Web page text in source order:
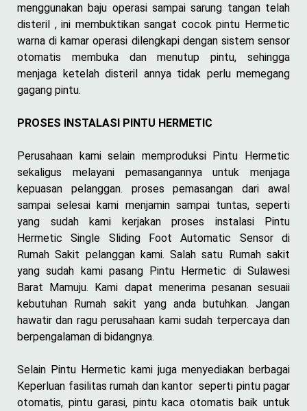
menggunakan baju operasi sampai sarung tangan telah
disteril , ini membuktikan sangat cocok pintu Hermetic
warna di kamar operasi dilengkapi dengan sistem sensor
otomatis membuka dan menutup pintu, sehingga
menjaga ketelah disteril annya tidak perlu memegang
gagang pintu.
PROSES INSTALASI PINTU HERMETIC
Perusahaan kami selain memproduksi Pintu Hermetic
sekaligus melayani pemasangannya untuk menjaga
kepuasan pelanggan. proses pemasangan dari awal
sampai selesai kami menjamin sampai tuntas, seperti
yang sudah kami kerjakan proses instalasi Pintu
Hermetic Single Sliding Foot Automatic Sensor di
Rumah Sakit pelanggan kami. Salah satu Rumah sakit
yang sudah kami pasang Pintu Hermetic di Sulawesi
Barat Mamuju. Kami dapat menerima pesanan sesuaii
kebutuhan Rumah sakit yang anda butuhkan. Jangan
hawatir dan ragu perusahaan kami sudah terpercaya dan
berpengalaman di bidangnya.
Selain Pintu Hermetic kami juga menyediakan berbagai
Keperluan fasilitas rumah dan kantor seperti pintu pagar
otomatis, pintu garasi, pintu kaca otomatis baik untuk